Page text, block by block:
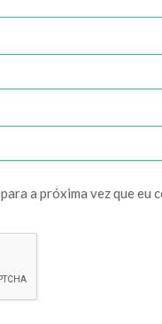
a próxima vez que eu